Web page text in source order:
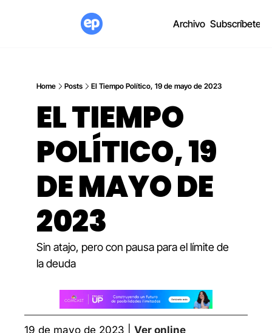
Archivo Subscríbete
Home Posts El Tiempo Político, 19 de mayo de 2023
EL TIEMPO
POLÍTICO, 19
DE MAYO DE
2023
Sin atajo, pero con pausa para el límite de
la deuda
19 de mayo de 2023 | Ver online